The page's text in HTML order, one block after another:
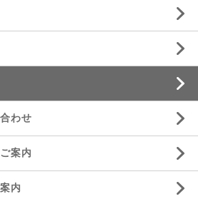
わせ
案内
内